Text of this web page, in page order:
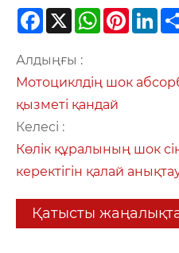
Facebook
X WhatsApp
Алдыңғы :
Мотоциклдің шок
қызметі қандай
Келесі :
Көлік құралының шок
керектігін қалай
Қатысты